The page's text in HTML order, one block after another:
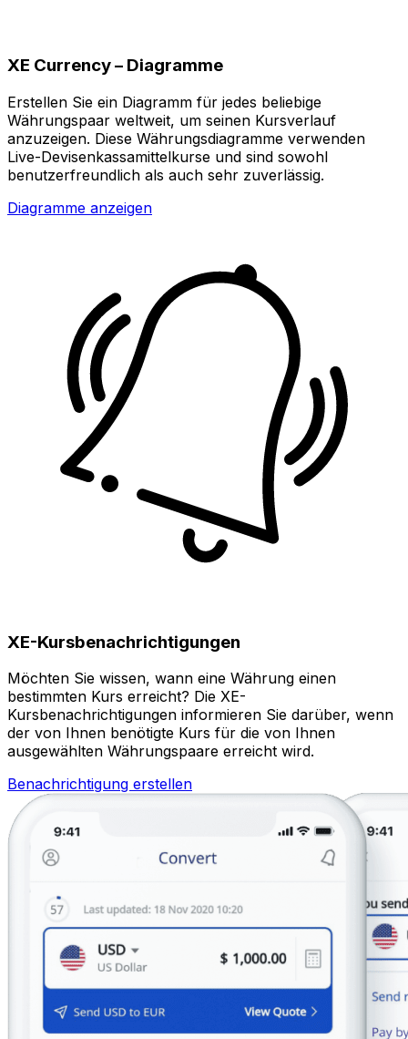
XE Currency – Diagramme
Erstellen Sie ein Diagramm für jedes beliebige
Währungspaar weltweit, um seinen Kursverlauf
anzuzeigen. Diese Währungsdiagramme verwenden
Live-Devisenkassamittelkurse und sind sowohl
benutzerfreundlich als auch sehr zuverlässig.
Diagramme anzeigen
XE-Kursbenachrichtigungen
Möchten Sie wissen, wann eine Währung einen
bestimmten Kurs erreicht? Die XE-
Kursbenachrichtigungen informieren Sie darüber, wenn
der von Ihnen benötigte Kurs für die von Ihnen
ausgewählten Währungspaare erreicht wird.
Benachrichtigung erstellen